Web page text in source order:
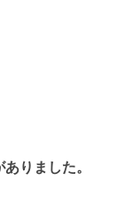
りました。